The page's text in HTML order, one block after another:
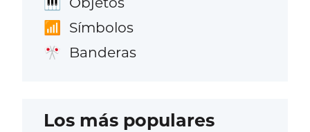
📶 Símbolos
🎌 Banderas
Los más populares